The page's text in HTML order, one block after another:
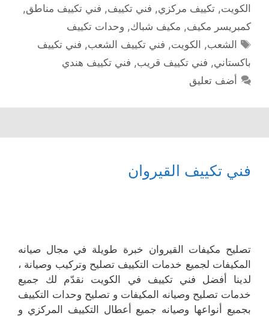
الكويت, تكييف مركزي, فني تكييف, فني تكييف مناطق,
كمبريسر مكيف, مكيف شباك, وحدات تكييف
الوسوم
الشعب, الكويت, فني تكييف الشعب, فني تكييف
باكستاني, فني تكييف قريب, فني تكييف هندي
أضف تعليق
فني تكييف القيروان
تصليح مكيفات القيروان خبرة طويلة في مجال صيانه
المكيفات لجميع خدمات التكييف تصليح وتركيب وصيانة ،
لدينا أفضل فني تكييف في الكويت نقدّم لك جميع
خدمات تصليح وصيانه المكيفات و تصليح وحدات التكييف
بجميع أنواعها وصيانه جميع أعطال التكييف المركزي و